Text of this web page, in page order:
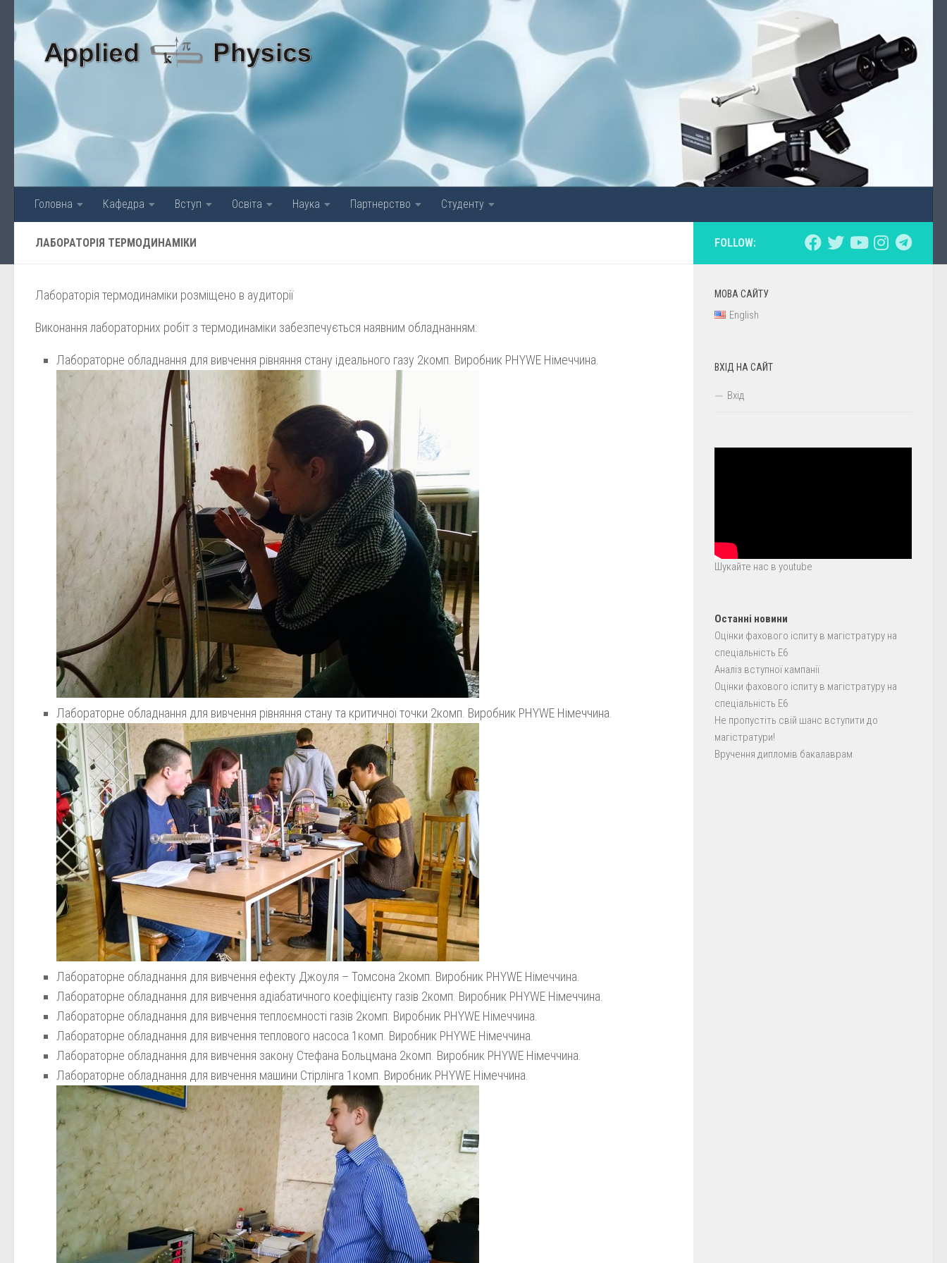
Skip to content
Головна Кафедра Вступ Освіта Наука Партнерство Студенту
ЛАБОРАТОРІЯ ТЕРМОДИНАМІКИ
Лабораторія термодинаміки розміщено в аудиторії
Виконання лабораторних робіт з термодинаміки забезпечується наявним обладнанням:
Лабораторне обладнання для вивчення рівняння стану ідеального газу 2комп. Виробник PHYWE Німеччина.
Лабораторне обладнання для вивчення рівняння стану та критичної точки 2комп. Виробник PHYWE Німеччина.
Лабораторне обладнання для вивчення ефекту Джоуля – Томсона 2комп. Виробник PHYWE Німеччина.
Лабораторне обладнання для вивчення адіабатичного коефіцієнту газів 2комп. Виробник PHYWE Німеччина.
Лабораторне обладнання для вивчення теплоємності газів 2комп. Виробник PHYWE Німеччина.
Лабораторне обладнання для вивчення теплового насоса 1комп. Виробник PHYWE Німеччина.
Лабораторне обладнання для вивчення закону Стефана Больцмана 2комп. Виробник PHYWE Німеччина.
Лабораторне обладнання для вивчення машини Стірлінга 1комп. Виробник PHYWE Німеччина.
FOLLOW:
МОВА САЙТУ
English
ВХІД НА САЙТ
Вхід
Шукайте нас в youtube
Останні новини
Оцінки фахового іспиту в магістратуру на
спеціальність E6
Аналіз вступної кампанії
Оцінки фахового іспиту в магістратуру на
спеціальність E6
Не пропустіть свій шанс вступити до
магістратури!
Вручення дипломів бакалаврам